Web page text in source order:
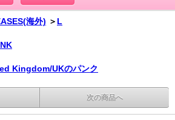
海外) ＞ L
Kingdom/UKのパンク
次の商品へ